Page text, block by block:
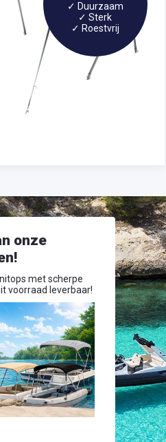
✓ Duurzaam
✓ Sterk
✓ Roestvrij
onze
met scherpe
voorraad leverbaar!